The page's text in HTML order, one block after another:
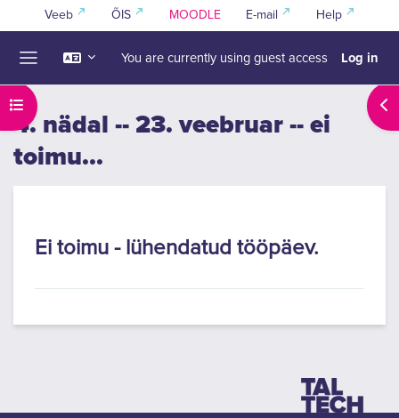
Skip to main content
Veeb ÕIS MOODLE E-mail Help
You are currently using guest access Log in
Open course index
4. nädal -- 23. veebruar -- ei
toimu...
Section outline
Ei toimu - lühendatud tööpäev.